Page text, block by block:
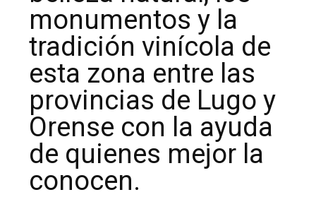
monumentos y la
tradición vinícola de
esta zona entre las
provincias de Lugo y
Orense con la ayuda
de quienes mejor la
conocen.